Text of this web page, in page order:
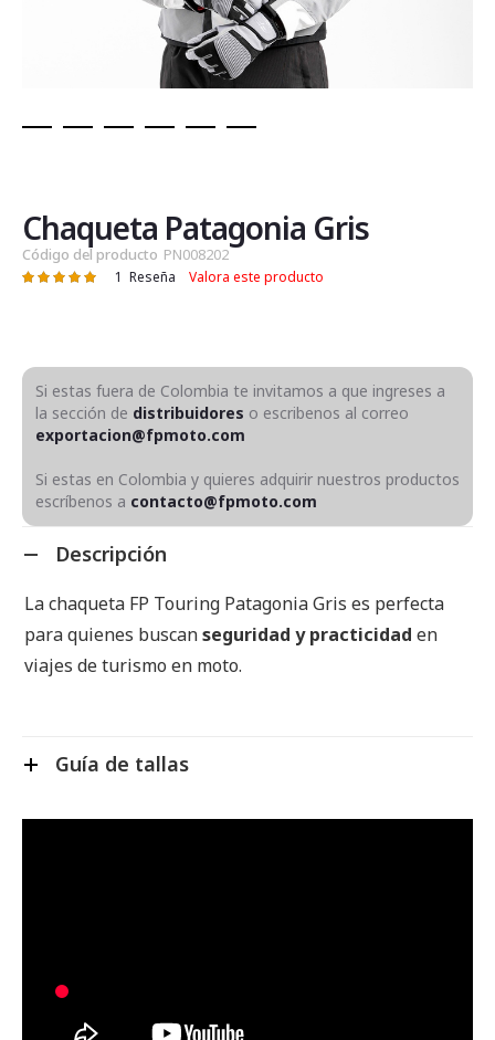
de
la
galería
de
Chaqueta Patagonia Gris
Código del producto PN008202
Valoración: 1 Reseña Valora este producto
Si estas fuera de Colombia te invitamos a que ingreses a
la sección de distribuidores o escribenos al correo
exportacion@fpmoto.com
Si estas en Colombia y quieres adquirir nuestros productos
escríbenos a contacto@fpmoto.com
Descripción
La chaqueta FP Touring Patagonia Gris es perfecta
para quienes buscanseguridad y practicidad en
viajes de turismo en moto.
Guía de tallas